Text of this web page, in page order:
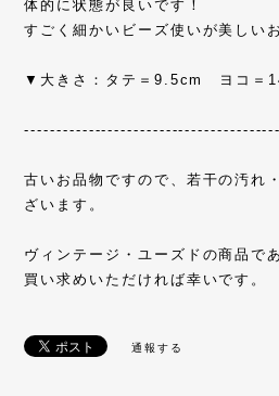
体的に状態が良いです！
すごく細かいビーズ使いが美しい
▼大きさ：タテ＝9.5cm ヨコ＝
古いお品物ですので、若干の汚れ
ざいます。
ヴィンテージ・ユーズドの商品で
買い求めいただければ幸いです。
通報する